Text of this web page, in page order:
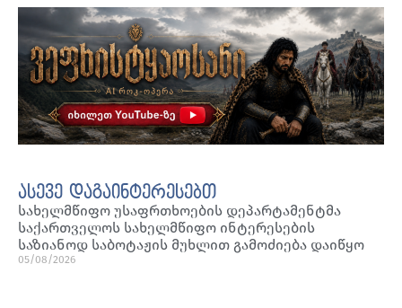
ასევე დაგაინტერესებთ
სახელმწიფო უსაფრთხოების დეპარტამენტმა
საქართველოს სახელმწიფო ინტერესების
საზიანოდ საბოტაჟის მუხლით გამოძიება დაიწყო
05/08/2026